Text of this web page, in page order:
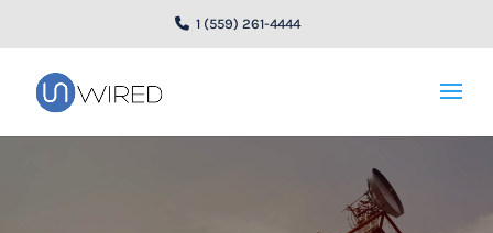
1 (559) 261-4444